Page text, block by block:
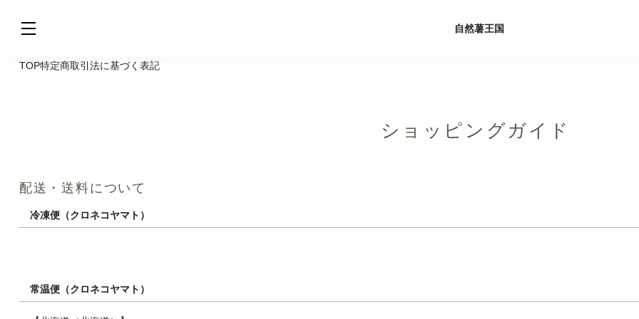
自然薯王国
TOP特定商取引法に基づく表記
ショッピングガイド
配送・送料について
冷凍便（クロネコヤマト）
常温便（クロネコヤマト）